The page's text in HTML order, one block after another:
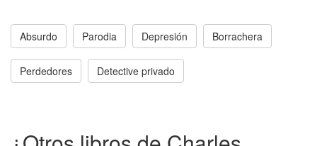
Absurdo Parodia Depresión Borrachera
Perdedores Detective privado